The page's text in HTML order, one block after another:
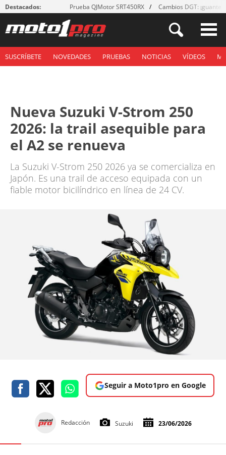
Destacados: Prueba QJMotor SRT450RX Cambios DGT: ¡guantes!
SUSCRÍBETE NOVEDADES PRUEBAS NOTICIAS VÍDEOS
Nueva Suzuki V-Strom 250
2026: la trail asequible para
el A2 se renueva
La Suzuki V-Strom 250 2026 ya se comercializa en
Japón. Es una trail de acceso equipada con un
fiable motor bicilíndrico en línea de 24 CV.
Seguir a Moto1pro en Google
Redacción Suzuki 23/06/2026